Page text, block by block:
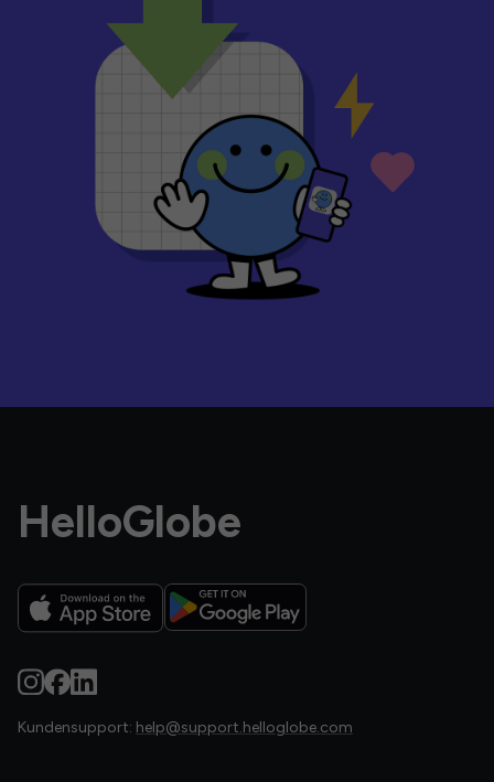
HelloGlobe
Kundensupport: help@support.helloglobe.com